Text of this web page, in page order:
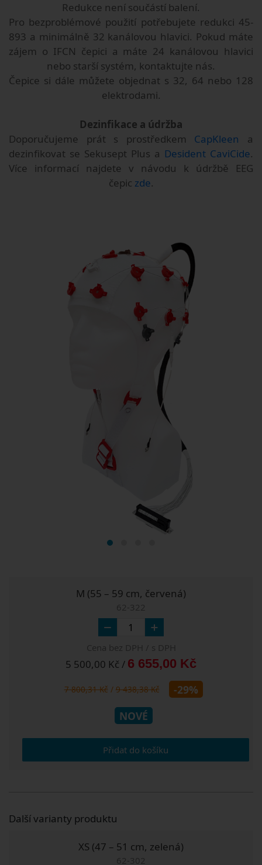
Redukce není součástí balení.
Pro bezproblémové použití potřebujete redukci 45-
893 a minimálně 32 kanálovou hlavici. Pokud máte
zájem o IFCN čepici a máte 24 kanálovou hlavici
nebo starší systém, kontaktujte nás.
Čepice si dále můžete objednat s 32, 64 nebo 128
elektrodami.
Dezinfikace a údržba
Doporučujeme prát s prostředkem CapKleen
a
dezinfikovat se Sekusept Plus a Desident CaviCide.
Více informací najdete v návodu k údržbě EEG
čepic zde.
M (55 – 59 cm, červená)
62-322
Cena bez DPH / s DPH
5 500,00 Kč / 6 655,00 Kč
Přidat do košíku
7 800,31 Kč/9 438,38 Kč
-29%
NOVÉ
Další varianty produktu
XS (47 – 51 cm, zelená)
62-302